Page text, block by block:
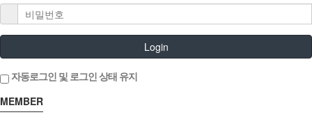
Login
자동로그인 및 로그인 상태 유지
MEMBER